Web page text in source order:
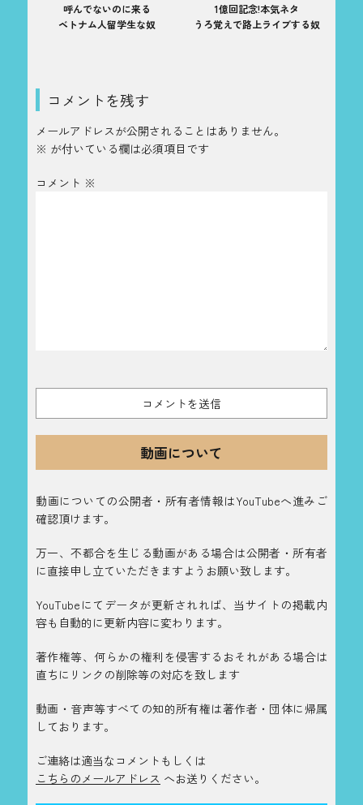
呼んでないのに来る
ベトナム人留学生な奴
1億回記念!本気ネタ
うろ覚えで路上ライブする奴
コメントを残す
メールアドレスが公開されることはありません。
※ が付いている欄は必須項目です
コメント ※
動画について
動画についての公開者・所有者情報はYouTubeへ進みご
確認頂けます。
万一、不都合を生じる動画がある場合は公開者・所有者
に直接申し立ていただきますようお願い致します。
YouTubeにてデータが更新されれば、当サイトの掲載内
容も自動的に更新内容に変わります。
著作権等、何らかの権利を侵害するおそれがある場合は
直ちにリンクの削除等の対応を致します
動画・音声等すべての知的所有権は著作者・団体に帰属
しております。
ご連絡は適当なコメントもしくは
こちらのメールアドレス へお送りください。